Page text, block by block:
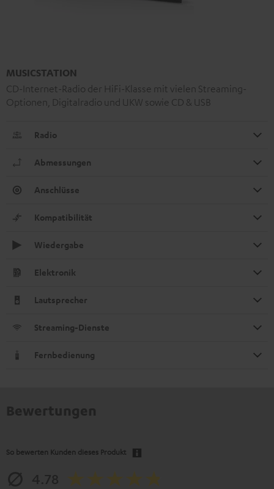
MUSICSTATION
CD-Internet-Radio der HiFi-Klasse mit vielen Streaming-
Optionen, Digitalradio und UKW sowie CD & USB
Radio
Abmessungen
Anschlüsse
Kompatibilität
Wiedergabe
Elektronik
Lautsprecher
Streaming-Dienste
Fernbedienung
So bewerten Kunden dieses Produkt